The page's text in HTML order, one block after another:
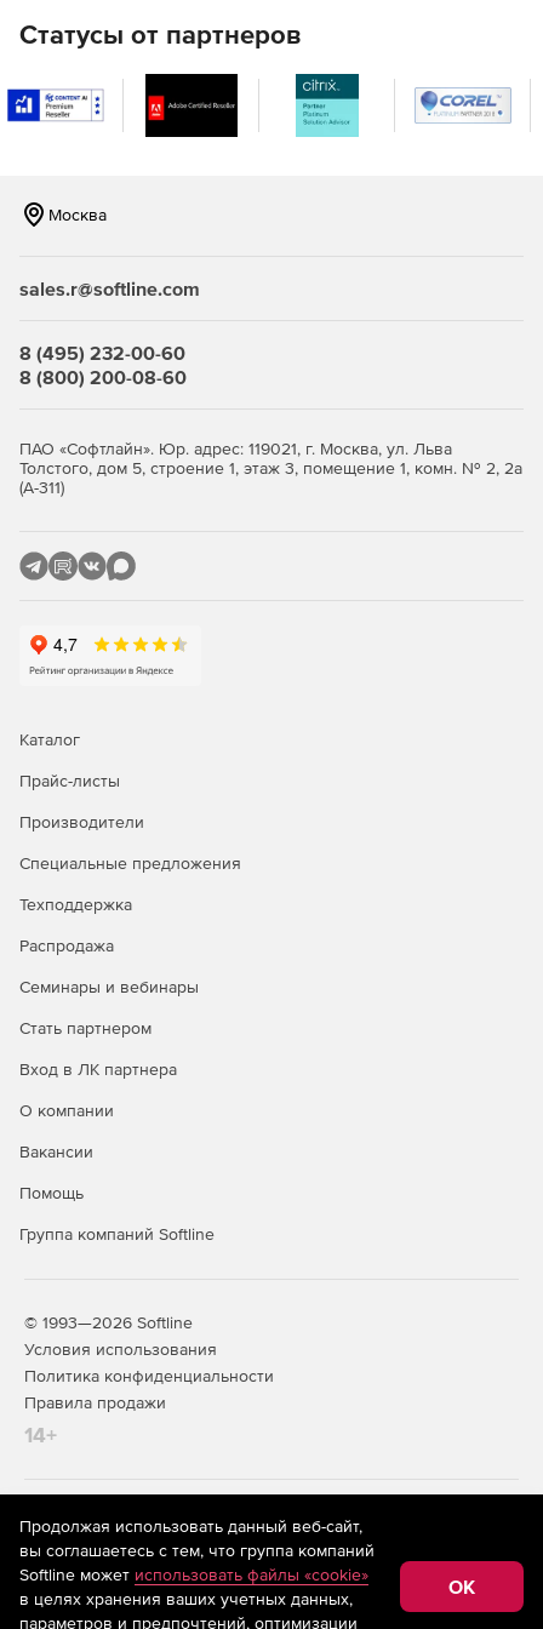
Directory.
Мгновенная очистка Active Directory (от устаревших
объектов).
Автоматическая и плановая инвентаризация систем с
ОС Windows с экспортом данных в HTML, CSV, БД
Средства миграции Windows Active Directory между
доменами и серверами.
компьютеров из режима сна (технология Wake On
LAN).
параметров функции контроля учетных записей,
брандмауэра.
Windows WMI с помощью графического интерфейса.
Удаленное восстановление ключей продуктов.
доменами и рабочими группами.
Задачи администрирования можно выполнять
Мастер настройки для быстрого начала работы.
Одна лицензия ИТ-администратора для
серверов и рабочих станций.
испанском, итальянском, немецком и французском.
Статусы от партнеров
Москва
sales.r@softline.com
8 (495) 232-00-60
8 (800) 200-08-60
ПАО «Софтлайн». Юр. адрес: 119021, г. Москва, ул. Льва
Толстого, дом 5, строение 1, этаж 3, помещение 1, комн. № 2, 2а
(А-311)
Каталог
Прайс-листы
Производители
Специальные предложения
Техподдержка
Распродажа
Семинары и вебинары
Стать партнером
Вход в ЛК партнера
О компании
Вакансии
Помощь
Группа компаний Softline
© 1993—2026 Softline
Условия использования
Политика конфиденциальности
Правила продажи
14+
На информационном ресурсе store.softline.ru применяются
рекомендательные технологии
(информационные технологии
предоставления информации на основе сбора,
систематизации и анализа сведений, относящихся к
предпочтениям пользователей сети «Интернет»,
находящихся на территории Российской Федерации)
Продолжая использовать данный веб-сайт,
вы соглашаетесь с тем, что группа компаний
Softline может использовать файлы «cookie»
в целях хранения ваших учетных данных,
параметров и предпочтений, оптимизации
OK